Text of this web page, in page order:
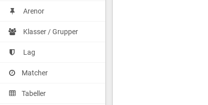
Arenor
Klasser / Grupper
Lag
Matcher
Tabeller